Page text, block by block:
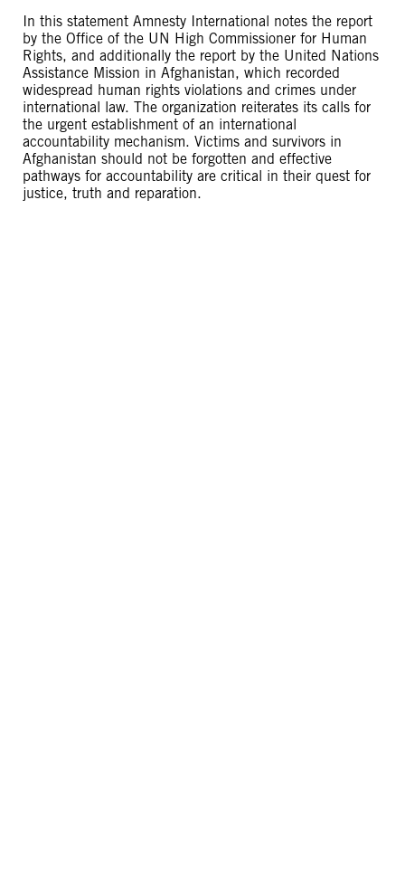
In this statement Amnesty International notes the report
by the Office of the UN High Commissioner for Human
Rights, and additionally the report by the United Nations
Assistance Mission in Afghanistan, which recorded
widespread human rights violations and crimes under
international law. The organization reiterates its calls for
the urgent establishment of an international
accountability mechanism. Victims and survivors in
Afghanistan should not be forgotten and effective
pathways for accountability are critical in their quest for
justice, truth and reparation.